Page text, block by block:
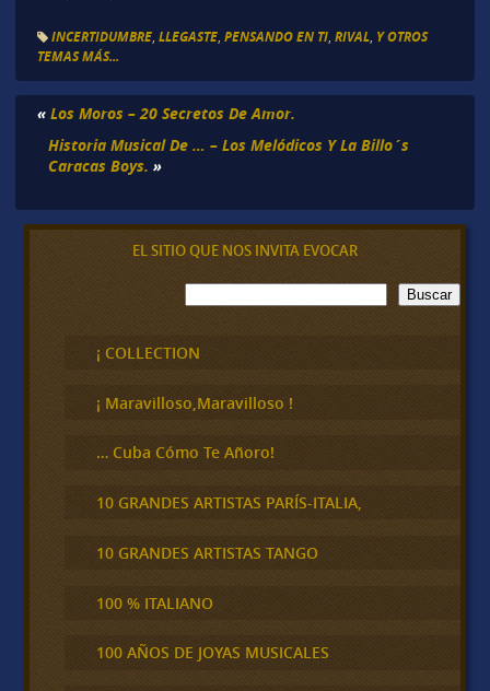
INCERTIDUMBRE, LLEGASTE, PENSANDO EN TI, RIVAL, Y OTROS
TEMAS MÁS...
« Los Moros – 20 Secretos De Amor.
Historia Musical De … – Los Melódicos Y La Billo´s
Caracas Boys. »
EL SITIO QUE NOS INVITA EVOCAR
B
u
c
a
Buscar
¡ COLLECTION
¡ Maravilloso,Maravilloso !
… Cuba Cómo Te Añoro!
10 GRANDES ARTISTAS PARÍS-ITALIA,
10 GRANDES ARTISTAS TANGO
100 % ITALIANO
100 AÑOS DE JOYAS MUSICALES